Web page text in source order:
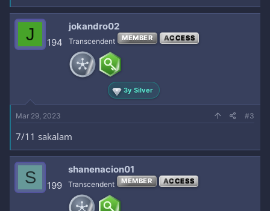
J 194
jokandro02
Transcendent MEMBER ACCESS
3y Silver
Mar 29, 2023 #3
7/11 sakalam
S 199
shanenacion01
Transcendent MEMBER ACCESS